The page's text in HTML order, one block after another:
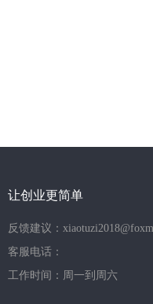
让创业更简单
反馈建议：
客服电话：
工作时间：周一到周六